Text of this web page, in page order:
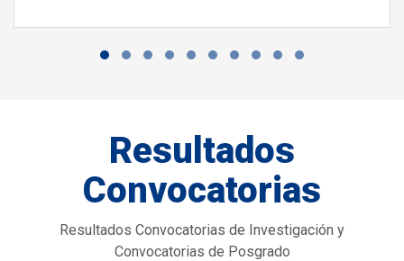
Resultados
Convocatorias
Resultados Convocatorias de Investigación y
Convocatorias de Posgrado